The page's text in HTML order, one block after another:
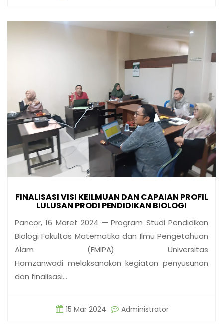
FINALISASI VISI KEILMUAN DAN CAPAIAN PROFIL
LULUSAN PRODI PENDIDIKAN BIOLOGI
Pancor, 16 Maret 2024 — Program Studi Pendidikan
Biologi Fakultas Matematika dan Ilmu Pengetahuan
Alam (FMIPA) Universitas
Hamzanwadi melaksanakan kegiatan penyusunan
dan finalisasi…
15 Mar 2024 Administrator